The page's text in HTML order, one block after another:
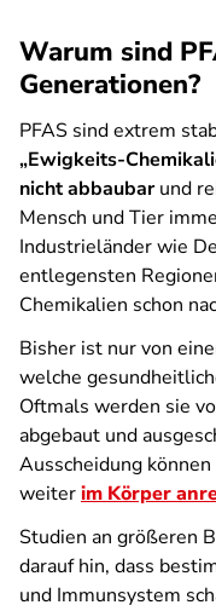
Warum sind
Generationen?
PFAS sind extrem
„Ewigkeits-
nicht abbaubarund
Mensch und Tier
Industrieländer wie
entlegensten
Chemikalien schon
Bisher ist nur von
welche
Oftmals werden sie
abgebaut und
Ausscheidung
weiterim Körper
Studien an größeren
darauf hin, dass
und Immunsystem